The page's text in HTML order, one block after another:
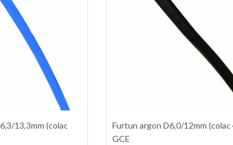
13,3mm (colac
Furtun argon D6,0/12mm (colac
GCE